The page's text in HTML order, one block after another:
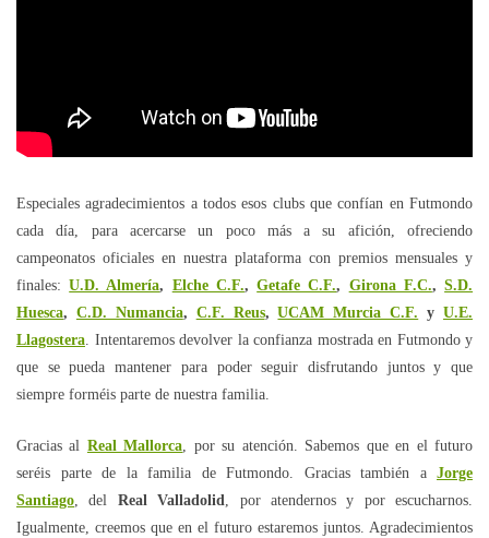
Especiales agradecimientos a todos esos clubs que confían en Futmondo
cada día, para acercarse un poco más a su afición, ofreciendo
campeonatos oficiales en nuestra plataforma con premios mensuales y
finales:U.D. Almería, Elche C.F.,Getafe C.F., Girona F.C.,S.D.
Huesca, C.D. Numancia, C.F. Reus,UCAM Murcia C.F. yU.E.
Llagostera . Intentaremos devolver la confianza mostrada en Futmondo y
que se pueda mantener para poder seguir disfrutando juntos y que
siempre forméis parte de nuestra familia.
Gracias al Real Mallorca , por su atención. Sabemos que en el futuro
seréis parte de la familia de Futmondo. Gracias también a Jorge
Santiago , del Real Valladolid
, por atendernos y por escucharnos.
Igualmente, creemos que en el futuro estaremos juntos. Agradecimientos